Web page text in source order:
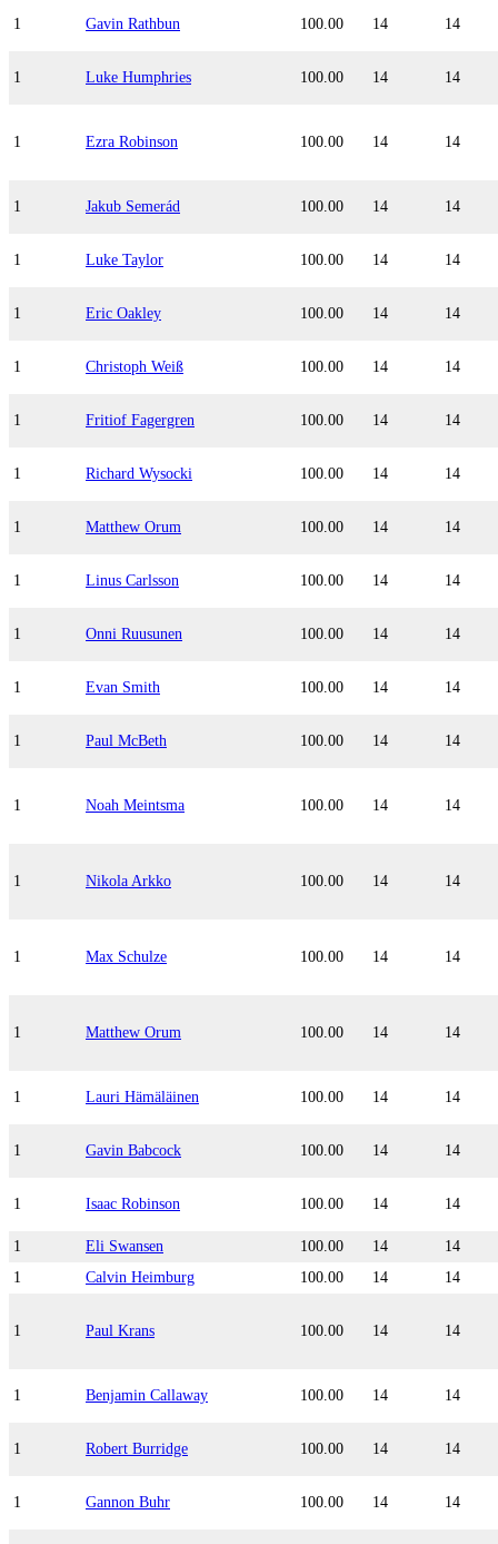
1 Gavin Rathbun 100.00 14 14
1 Luke Humphries 100.00 14 14
1 Ezra Robinson 100.00 14 14
1 Jakub Semerád 100.00 14 14
1 Luke Taylor 100.00 14 14
1 Eric Oakley 100.00 14 14
1 Christoph Weiß 100.00 14 14
1 Fritiof Fagergren 100.00 14 14
1 Richard Wysocki 100.00 14 14
1 Matthew Orum 100.00 14 14
1 Linus Carlsson 100.00 14 14
1 Onni Ruusunen 100.00 14 14
1 Evan Smith 100.00 14 14
1 Paul McBeth 100.00 14 14
1 Noah Meintsma 100.00 14 14
1 Nikola Arkko 100.00 14 14
1 Max Schulze 100.00 14 14
1 Matthew Orum 100.00 14 14
1 Lauri Hämäläinen 100.00 14 14
1 Gavin Babcock 100.00 14 14
1 Isaac Robinson 100.00 14 14
1 Eli Swansen 100.00 14
14
1
Calvin Heimburg 100.00 14 14
1 Paul Krans 100.00 14 14
1 Benjamin Callaway 100.00 14 14
1 Robert Burridge 100.00 14 14
1 Gannon Buhr 100.00 14 14